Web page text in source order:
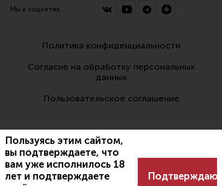
Пользуясь этим сайтом,
вы подтверждаете, что
вам уже исполнилось 18
лет и подтверждаете
Подтверждаю
Мы в соцсетях:
Политика конфиденциальности
Согласие на обработку персональных
данных
Пользовательское соглашение
Разработано: